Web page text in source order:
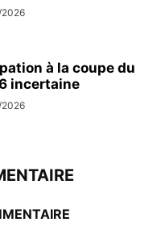
à la coupe du
incertaine